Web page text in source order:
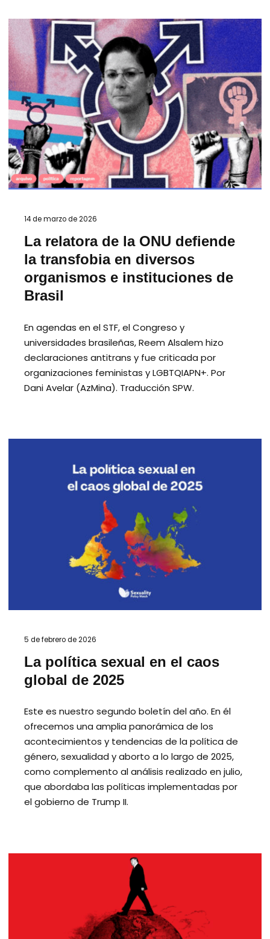
14 de marzo de 2026
La relatora de la ONU defiende
la transfobia en diversos
organismos e instituciones de
Brasil
En agendas en el STF, el Congreso y
universidades brasileñas, Reem Alsalem hizo
declaraciones antitrans y fue criticada por
organizaciones feministas y LGBTQIAPN+. Por
Dani Avelar (AzMina). Traducción SPW.
5 de febrero de 2026
La política sexual en el caos
global de 2025
Este es nuestro segundo boletín del año. En él
ofrecemos una amplia panorámica de los
acontecimientos y tendencias de la política de
género, sexualidad y aborto a lo largo de 2025,
como complemento al análisis realizado en julio,
que abordaba las políticas implementadas por
el gobierno de Trump II.